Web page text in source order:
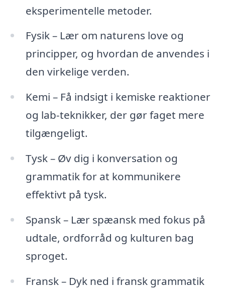
eksperimentelle metoder.
Fysik – Lær om naturens love og
principper, og hvordan de anvendes i
den virkelige verden.
Kemi – Få indsigt i kemiske reaktioner
og lab-teknikker, der gør faget mere
tilgængeligt.
Tysk – Øv dig i konversation og
grammatik for at kommunikere
effektivt på tysk.
Spansk – Lær spæansk med fokus på
udtale, ordforråd og kulturen bag
sproget.
Fransk – Dyk ned i fransk grammatik